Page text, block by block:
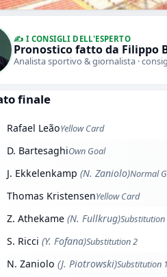
✍️ I CONSIGLI DELL'ESPERTO
Pronostico fatto da Filippo
Analista sportivo & giornalista ·
finale
Rafael LeãoYellow Card
D. BartesaghiOwn Goal
J. Ekkelenkamp (N. Zaniolo)Normal
Thomas KristensenYellow Card
Z. Athekame (N. Fullkrug)Substitution
S. Ricci (Y. Fofana)Substitution 2
N. Zaniolo (J. Piotrowski)Substitution 1